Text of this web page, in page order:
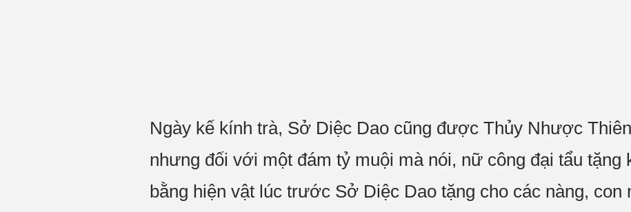
Ngày kế kính trà, Sở Diệc Dao cũng được Thủy Nhược
nhưng đối với một đám tỷ muội mà nói, nữ công đại tẩu tặng
bằng hiện vật lúc trước Sở Diệc Dao tặng cho các nàng,